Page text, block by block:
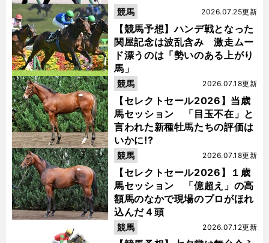
【競馬予想】ハンデ戦となった
関屋記念は波乱含み 激走ムー
ド漂うのは「勢いのある上がり
馬」
2026.07.25更新
競馬
【セレクトセール2026】当歳
馬セッション 「目玉不在」と
言われた新種牡馬たちの評価は
いかに!?
2026.07.18更新
競馬
【セレクトセール2026】１歳
馬セッション 「億超え」の高
額馬のなかで現場のプロがほれ
込んだ４頭
2026.07.18更新
競馬
2026.07.12更新
競馬